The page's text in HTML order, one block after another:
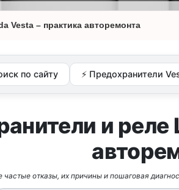
Vesta – практика авторемонта
по сайту ⚡ Предохранители
и реле
отказы, их причины и пошаговая